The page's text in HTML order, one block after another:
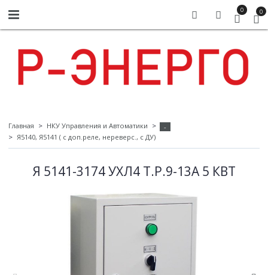
0 0
Главная НКУ Управления и Автоматики
-
Я5140, Я5141 ( с доп.реле, нереверс., с ДУ)
Я 5141-3174 УХЛ4 Т.Р.9-13А 5 КВТ